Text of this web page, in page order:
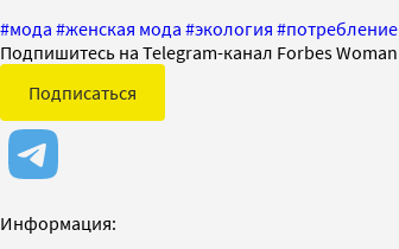
#мода #женская мода #экология #потребление
Подпишитесь на Telegram-канал Forbes Woman
Подписаться
Информация: